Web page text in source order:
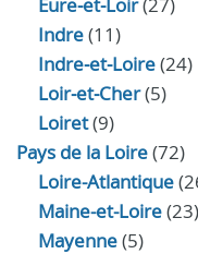
Indre(11)
Indre‑et‑Loire(24)
Loir‑et‑Cher(5)
Loiret(9)
Pays de la Loire(72)
Loire-Atlantique
Maine-et-Loire(23)
Mayenne(5)